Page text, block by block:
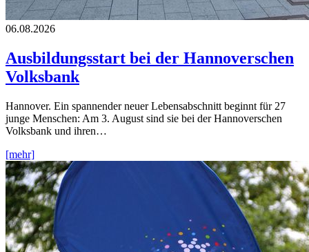
06.08.2026
Ausbildungsstart bei der Hannoverschen
Volksbank
Hannover. Ein spannender neuer Lebensabschnitt beginnt für 27
junge Menschen: Am 3. August sind sie bei der Hannoverschen
Volksbank und ihren…
[mehr]